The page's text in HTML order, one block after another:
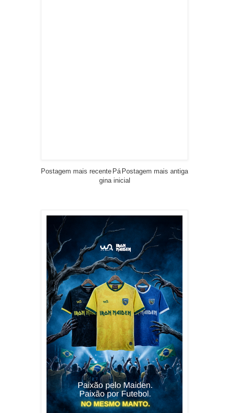
Postagem mais recente Postagem mais antiga
Pá
gina inicial